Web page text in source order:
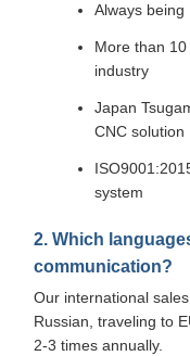
Always being
More than
industry
Japan
CNC solution
system
2. Which
communication?
Our international
Russian, traveling to
2-3 times annually.